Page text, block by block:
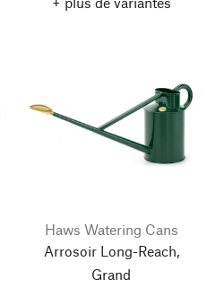
Haws Watering Cans
Arrosoir Long-Reach,
Grand